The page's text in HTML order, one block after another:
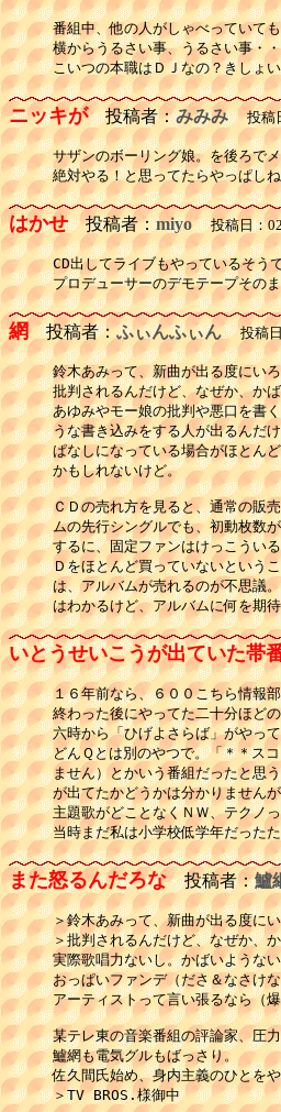
番組中、他の人がしゃべっていて
横からうるさい事、うるさい事・
こいつの本職はＤＪなの？きしょ
ニッキが投稿者：みみみ 投稿日
サザンのボーリング娘。を後ろで
絶対やる！と思ってたらやっぱしね
はかせ投稿者：miyo 投稿日：02
CD出してライブもやっているそう
プロデューサーのデモテープその
網投稿者：ふぃんふぃん 投稿日
鈴木あみって、新曲が出る度にい
批判されるんだけど、なぜか、か
あゆみやモー娘の批判や悪口を書
うな書き込みをする人が出るんだ
ぱなしになっている場合がほとん
かもしれないけど。
ＣＤの売れ方を見ると、通常の販
ムの先行シングルでも、初動枚数
するに、固定ファンはけっこうい
Ｄをほとんど買っていないという
は、アルバムが売れるのが不思議
はわかるけど、アルバムに何を期
いとうせいこうが出ていた帯
１６年前なら、６００こちら情報
終わった後にやってた二十分ほど
六時から「ひげよさらば」がやっ
どんＱとは別のやつで。「＊＊ス
ません）とかいう番組だったと思
が出てたかどうかは分かりません
主題歌がどことなくＮＷ、テクノ
当時まだ私は小学校低学年だった
また怒るんだろな投稿者：鱸
＞鈴木あみって、新曲が出る度に
＞批判されるんだけど、なぜか、
実際歌唱力ないし。かばいような
おっぱいファンデ（ださ＆なさけ
アーティストって言い張るなら（
某テレ東の音楽番組の評論家、圧
鱸網も電気グルもばっさり。
佐久間氏始め、身内主義のひとを
＞TV BROS.様御中